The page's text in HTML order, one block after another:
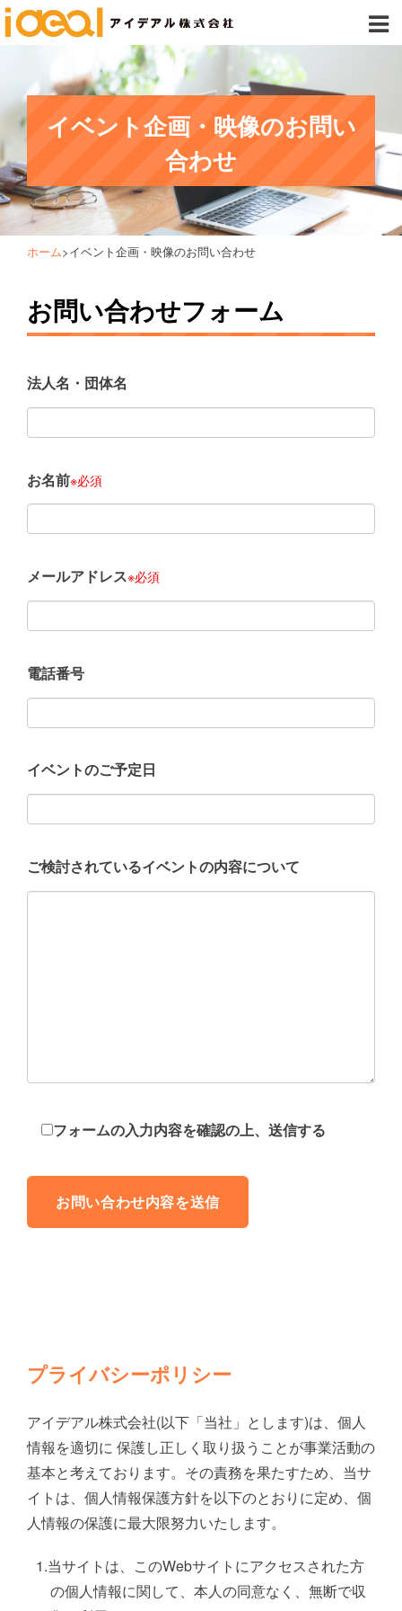
イベント企画・映像のお問い
合わせ
ホーム>イベント企画・映像のお問い合わせ
お問い合わせフォーム
法人名・団体名
お名前※必須
メールアドレス※必須
電話番号
イベントのご予定日
ご検討されているイベントの内容について
フォームの入力内容を確認の上、送信する
プライバシーポリシー
アイデアル株式会社(以下「当社」とします)は、個人
情報を適切に 保護し正しく取り扱うことが事業活動の
基本と考えております。その責務を果たすため、当サ
イトは、個人情報保護方針を以下のとおりに定め、個
人情報の保護に最大限努力いたします。
当サイトは、このWebサイトにアクセスされた方
の個人情報に関して、本人の同意なく、無断で収